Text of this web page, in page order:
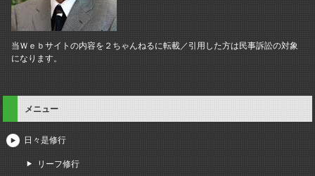
当Ｗｅｂサイトの内容を２ちゃんねるに転載／引用した方は民事訴訟の対象
になります。
メニュー
日々是修行
リーフ修行